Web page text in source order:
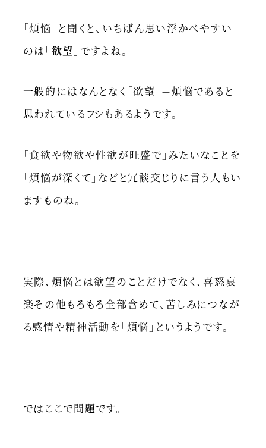
「煩悩」と聞くと、いちばん思い浮かべやすい
のは 「欲望」 ですよね。
一般的にはなんとなく「欲望」＝煩悩であると
思われているフシもあるようです。
「食欲や物欲や性欲が旺盛で」みたいなことを
「煩悩が深くて」などと冗談交じりに言う人もい
ますものね。
実際、煩悩とは欲望のことだけでなく、喜怒哀
楽その他もろもろ全部含めて、苦しみにつなが
る感情や精神活動を「煩悩」というようです。
ではここで問題です。